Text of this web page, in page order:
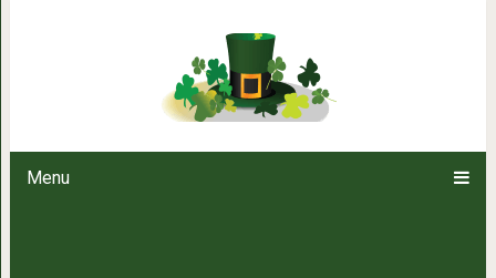
Menu
Фото дня: «Вот что будет, если
у Полярного